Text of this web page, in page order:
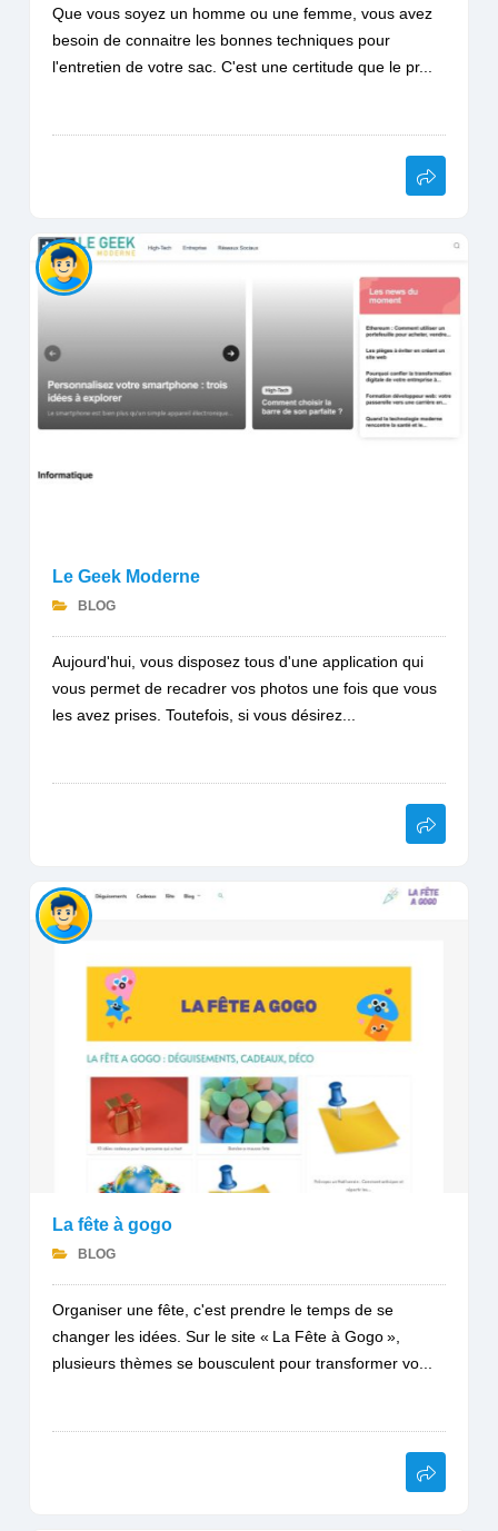
Que vous soyez un homme ou une femme, vous avez
besoin de connaitre les bonnes techniques pour
l'entretien de votre sac. C'est une certitude que le pr...
Le Geek Moderne
BLOG
Aujourd'hui, vous disposez tous d'une application qui
vous permet de recadrer vos photos une fois que vous
les avez prises. Toutefois, si vous désirez...
La fête à gogo
BLOG
Organiser une fête, c'est prendre le temps de se
changer les idées. Sur le site « La Fête à Gogo »,
plusieurs thèmes se bousculent pour transformer vo...